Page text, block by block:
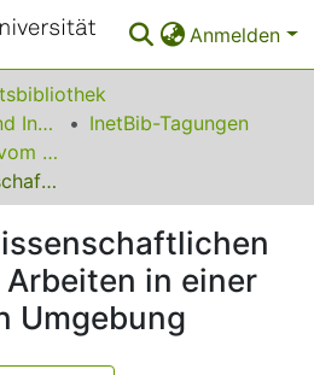
Anmelden
Bibliothekswesen und Information
InetBib-Tagungen
03. InetBib-Tagung vom 04. bis 06 März 1998 in Köln
Personal an wissenschaftlichen Bibliotheken - Arbeiten in einer elektronischen Umgebung
in einer
Umgebung